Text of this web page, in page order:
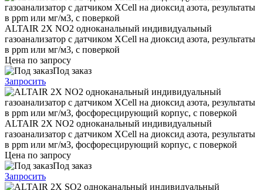
ALTAIR 2X NО2 одноканальный индивидуальный
газоанализатор с датчиком XCell на диоксид азота, результаты
в ppm или мг/м3, с поверкой
Цена по запросу
Под заказ
Запросить
ALTAIR 2X NО2 одноканальный индивидуальный
газоанализатор с датчиком XCell на диоксид азота, результаты
в ppm или мг/м3, фосфоресцирующий корпус, с поверкой
Цена по запросу
Под заказ
Запросить